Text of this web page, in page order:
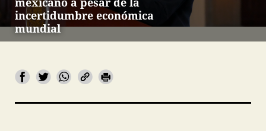
incertidumbre económica
mundial